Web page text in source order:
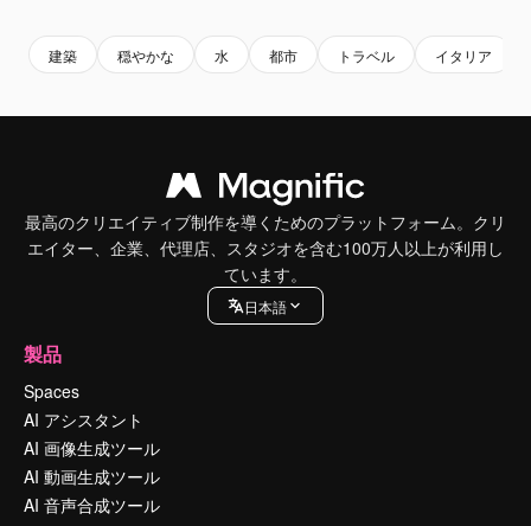
建築 穏やかな 水 都市 トラベル イタリア
最高のクリエイティブ制作を導くためのプラットフォーム。クリ
エイター、企業、代理店、スタジオを含む100万人以上が利用し
ています。
日本語
製品
Spaces
AI アシスタント
AI 画像生成ツール
AI 動画生成ツール
AI 音声合成ツール